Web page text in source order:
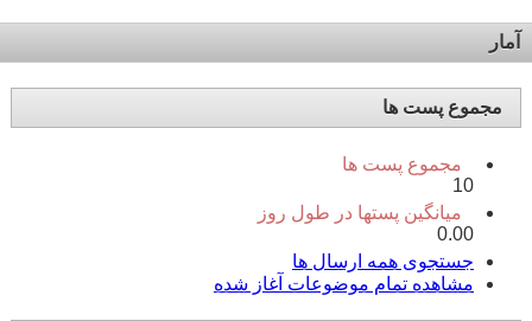
آمار
مجموع پست ها
مجموع پست ها
10
میانگین پستها در طول روز
0.00
جستجوی همه ارسال ها
مشاهده تمام موضوعات آغاز شده